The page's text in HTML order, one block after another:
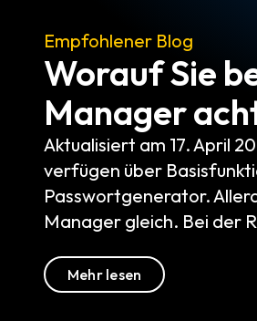
Empfohlener Blog
Worauf Sie
Manager
Aktualisiert am 17. April
verfügen über
Passwortgenerator.
Manager gleich. Bei der
Mehr lesen